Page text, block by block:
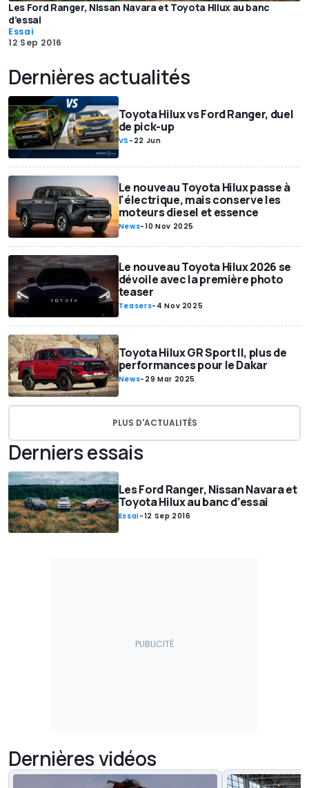
Les Ford Ranger, Nissan Navara et Toyota Hilux au banc
d’essai
Essai
12 Sep 2016
Dernières actualités
Toyota Hilux vs Ford Ranger, duel
de pick-up
VS - 22 Jun
Le nouveau Toyota Hilux passe à
l'électrique, mais conserve les
moteurs diesel et essence
News-10 Nov 2025
Le nouveau Toyota Hilux 2026 se
dévoile avec la première photo
teaser
Teasers- 4 Nov 2025
Toyota Hilux GR Sport II, plus de
performances pour le Dakar
News- 29 Mar 2025
PLUS D'ACTUALITÉS
Derniers essais
Les Ford Ranger, Nissan Navara et
Toyota Hilux au banc d’essai
Essai-12 Sep 2016
Dernières vidéos